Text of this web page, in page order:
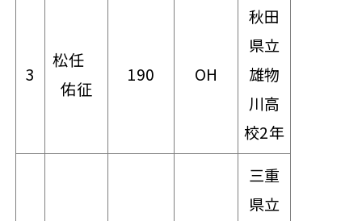
3
松任
佑征
190 OH
秋田
県立
雄物
川高
校2年
三重
県立